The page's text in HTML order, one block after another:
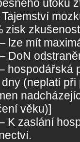
útoku
zisk
lze mít
DoN
hospodářská
dny (neplatí
věku)]
K zaslání